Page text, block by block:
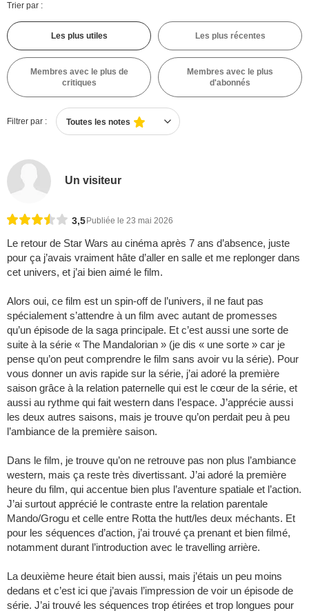
Trier par :
Les plus utiles Les plus récentes
Membres avec le plus de
critiques
Membres avec le plus
d'abonnés
Filtrer par : Toutes les notes
Un visiteur
3,5 Publiée le 23 mai 2026
Le retour de Star Wars au cinéma après 7 ans d’absence, juste
pour ça j’avais vraiment hâte d’aller en salle et me replonger dans
cet univers, et j’ai bien aimé le film.
Alors oui, ce film est un spin-off de l’univers, il ne faut pas
spécialement s’attendre à un film avec autant de promesses
qu’un épisode de la saga principale. Et c’est aussi une sorte de
suite à la série « The Mandalorian » (je dis « une sorte » car je
pense qu’on peut comprendre le film sans avoir vu la série). Pour
vous donner un avis rapide sur la série, j’ai adoré la première
saison grâce à la relation paternelle qui est le cœur de la série, et
aussi au rythme qui fait western dans l’espace. J’apprécie aussi
les deux autres saisons, mais je trouve qu’on perdait peu à peu
l’ambiance de la première saison.
Dans le film, je trouve qu’on ne retrouve pas non plus l’ambiance
western, mais ça reste très divertissant. J’ai adoré la première
heure du film, qui accentue bien plus l’aventure spatiale et l’action.
J’ai surtout apprécié le contraste entre la relation parentale
Mando/Grogu et celle entre Rotta the hutt/les deux méchants. Et
pour les séquences d’action, j’ai trouvé ça prenant et bien filmé,
notamment durant l’introduction avec le travelling arrière.
La deuxième heure était bien aussi, mais j’étais un peu moins
dedans et c’est ici que j’avais l’impression de voir un épisode de
série. J’ai trouvé les séquences trop étirées et trop longues pour